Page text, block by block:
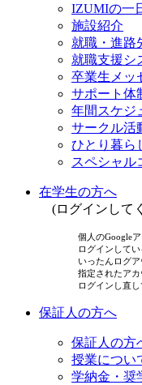
IZUMIの一
施設紹介
就職・進路
就職支援シ
卒業生メッ
サポート体
年間スケジ
サークル活
ひとり暮ら
スペシャル
在学生の方へ
(ログインして
個人のGoogle
ログインしてい
いったんログ
指定されたア
ログインし直し
保証人の方へ
保証人の方
授業につい
学納金・奨